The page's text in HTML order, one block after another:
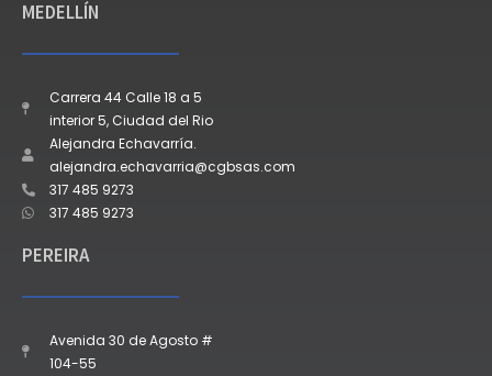
MEDELLÍN
Carrera 44 Calle 18 a 5
interior 5, Ciudad del Rio
Alejandra Echavarría.
alejandra.echavarria@cgbsas.com
317 485 9273
317 485 9273
PEREIRA
Avenida 30 de Agosto #
104-55